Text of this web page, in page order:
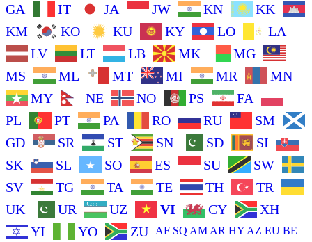
GA
IT JA JW KN
KK
KM
KO KU KY LO
LA
LV
LT LB MK
MG
MS
ML MT MI MR
MN
MY
NE NO PS
FA
PL
PT PA RO RU
SM
GD
SR ST SN SD
SI
SK
SL SO ES SU
SW
SV
TG TA TE TH
TR
UK
UR UZ VI CY
XH
YI
YO ZU AF SQ AM AR HY AZ EU BE